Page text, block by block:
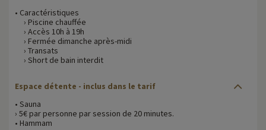
• Caractéristiques
› Piscine chauffée
› Accès 10h à 19h
› Fermée dimanche après-midi
› Transats
› Short de bain interdit
Espace détente - inclus dans le tarif
• Sauna
› 5€ par personne par session de 20 minutes.
• Hammam